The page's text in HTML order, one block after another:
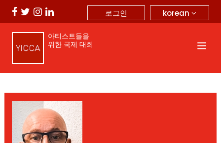
korean
로그인
아티스트들을
위한 국제 대회